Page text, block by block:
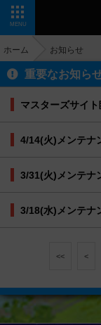
MENU
ホーム お知らせ
重要なお知ら
マスターズサイ
4/14(火)メンテナ
3/31(火)メンテナ
3/18(水)メンテナ
<< <